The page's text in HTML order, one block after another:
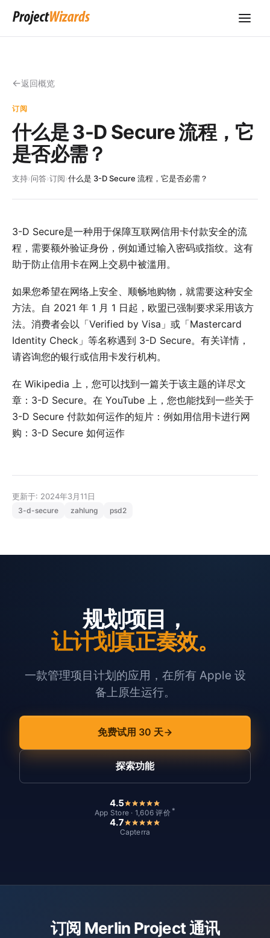
返回概览
订阅
什么是 3-D Secure 流程，它
是否必需？
支持›问答›订阅›什么是 3-D Secure 流程，它是否必需？
3-D Secure是一种用于保障互联网信用卡付款安全的流
程，需要额外验证身份，例如通过输入密码或指纹。这有
助于防止信用卡在网上交易中被滥用。
如果您希望在网络上安全、顺畅地购物，就需要这种安全
方法。自 2021 年 1 月 1 日起，欧盟已强制要求采用该方
法。消费者会以「Verified by Visa」或「Mastercard
Identity Check」等名称遇到 3-D Secure。有关详情，
请咨询您的银行或信用卡发行机构。
在 Wikipedia 上，您可以找到一篇关于该主题的详尽文
章： 3-D Secure。在 YouTube 上，您也能找到一些关于
3-D Secure 付款如何运作的短片：例如用信用卡进行网
购：3-D Secure 如何运作
更新于: 2024年3月11日
3-d-secure zahlung psd2
规划项目，
让计划真正奏效。
一款管理项目计划的应用，在所有 Apple 设
备上原生运行。
免费试用 30 天
探索功能
4.5
App Store · 1,606 评价 *
4.7
Capterra
订阅 Merlin Project 通讯